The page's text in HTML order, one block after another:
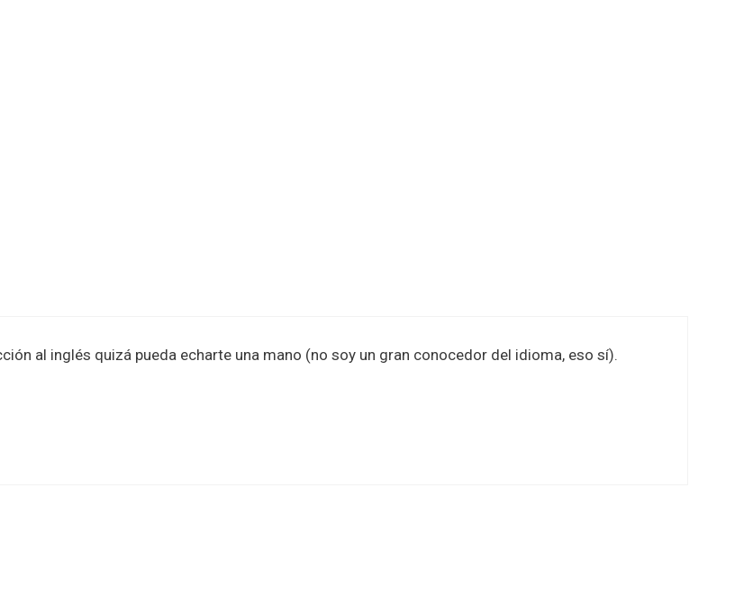
al inglés quizá pueda echarte una mano (no soy un gran conocedor del idioma, eso sí).